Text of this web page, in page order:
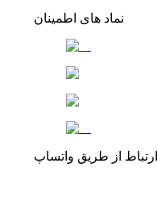
نماد های اطمینان
ارتباط از طریق واتساپ